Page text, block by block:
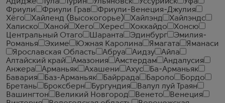
Фриули
Фриули Грав
Фриули-Венеция-Джулия
Хёго
Хайленд (Высокогорье) Хайлэнд
Хайлэндс
Халиско
Ханой Хего Херес Хоккайдо
Хонсю
Центральный Отаго
Шаранта Эдинбург
Эмилия-
Романья
Эхиме Южная Каролина Ямагата
Яманаси
Ярославская Область
Абруа Аидзу
Айла
Алтайский край
Амазония Амстердам
Андалусия
Анжера
Арманьяк Ахашени Ахус
Ба-Арманьяк
Бавария
Баз-Арманьяк Байррада Бароло
Бордо
Бретань
Броксберн Бургундия
Валул луй Траян
Вашингтон
Великий Новгород Венето
Венеция